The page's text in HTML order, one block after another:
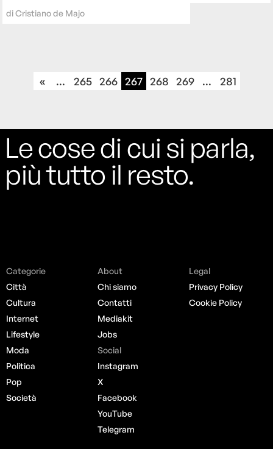
diCristiano de Majo
« ... 265 266 267 268 269 ... 281
Le cose di cui si parla,
più tutto il resto.
Categorie
Città
Cultura
Internet
Lifestyle
Moda
Politica
Pop
Società
About
Chi siamo
Contatti
Mediakit
Jobs
Social
Instagram
X
Facebook
YouTube
Telegram
Legal
Privacy Policy
Cookie Policy